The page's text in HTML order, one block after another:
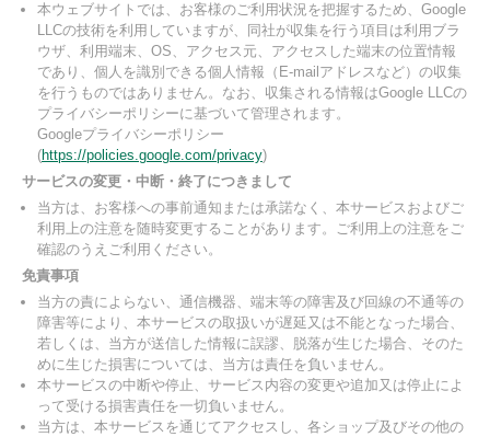
本ウェブサイトでは、お客様のご利用状況を把握するため、Google
LLCの技術を利用していますが、同社が収集を行う項目は利用ブラ
ウザ、利用端末、OS、アクセス元、アクセスした端末の位置情報
であり、個人を識別できる個人情報（E-mailアドレスなど）の収集
を行うものではありません。なお、収集される情報はGoogle LLCの
プライバシーポリシーに基づいて管理されます。
Googleプライバシーポリシー
(https://policies.google.com/privacy)
サービスの変更・中断・終了につきまして
当方は、お客様への事前通知または承諾なく、本サービスおよびご
利用上の注意を随時変更することがあります。ご利用上の注意をご
確認のうえご利用ください。
免責事項
当方の責によらない、通信機器、端末等の障害及び回線の不通等の
障害等により、本サービスの取扱いが遅延又は不能となった場合、
若しくは、当方が送信した情報に誤謬、脱落が生じた場合、そのた
めに生じた損害については、当方は責任を負いません。
本サービスの中断や停止、サービス内容の変更や追加又は停止によ
って受ける損害責任を一切負いません。
当方は、本サービスを通じてアクセスし、各ショップ及びその他の